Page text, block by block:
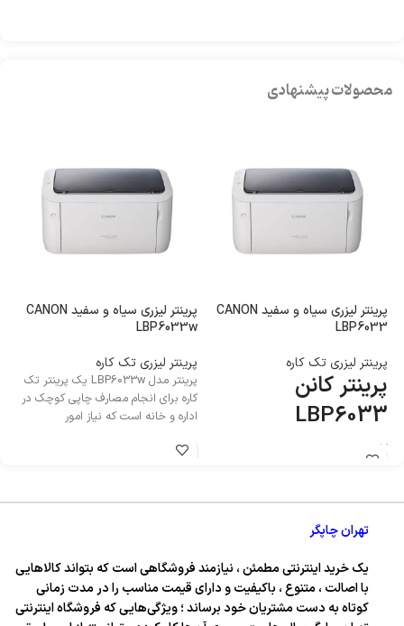
محصولات پیشنهادی
پرینتر لیزری سیاه و سفید CANON
LBP6033
پرینتر لیزری تک کاره
پرینتر کانن
LBP6033
کاربری : پرینتر
پرینتر لیزری سیاه و سفید CANON
LBP6033w
پرینتر لیزری تک کاره
پرینتر مدل LBP6033w یک پرینتر تک
کاره برای انجام مصارف چاپی کوچک در
اداره و خانه است که نیاز امور
تهران چاپگر
یک خرید اینترنتی مطمئن ، نیازمند فروشگاهی است که بتواند کالاهایی
با اصالت ، متنوع ، باکیفیت و دارای قیمت مناسب را در مدت زمانی
کوتاه به دست مشتریان خود برساند ؛ ویژگی‌هایی که فروشگاه اینترنتی